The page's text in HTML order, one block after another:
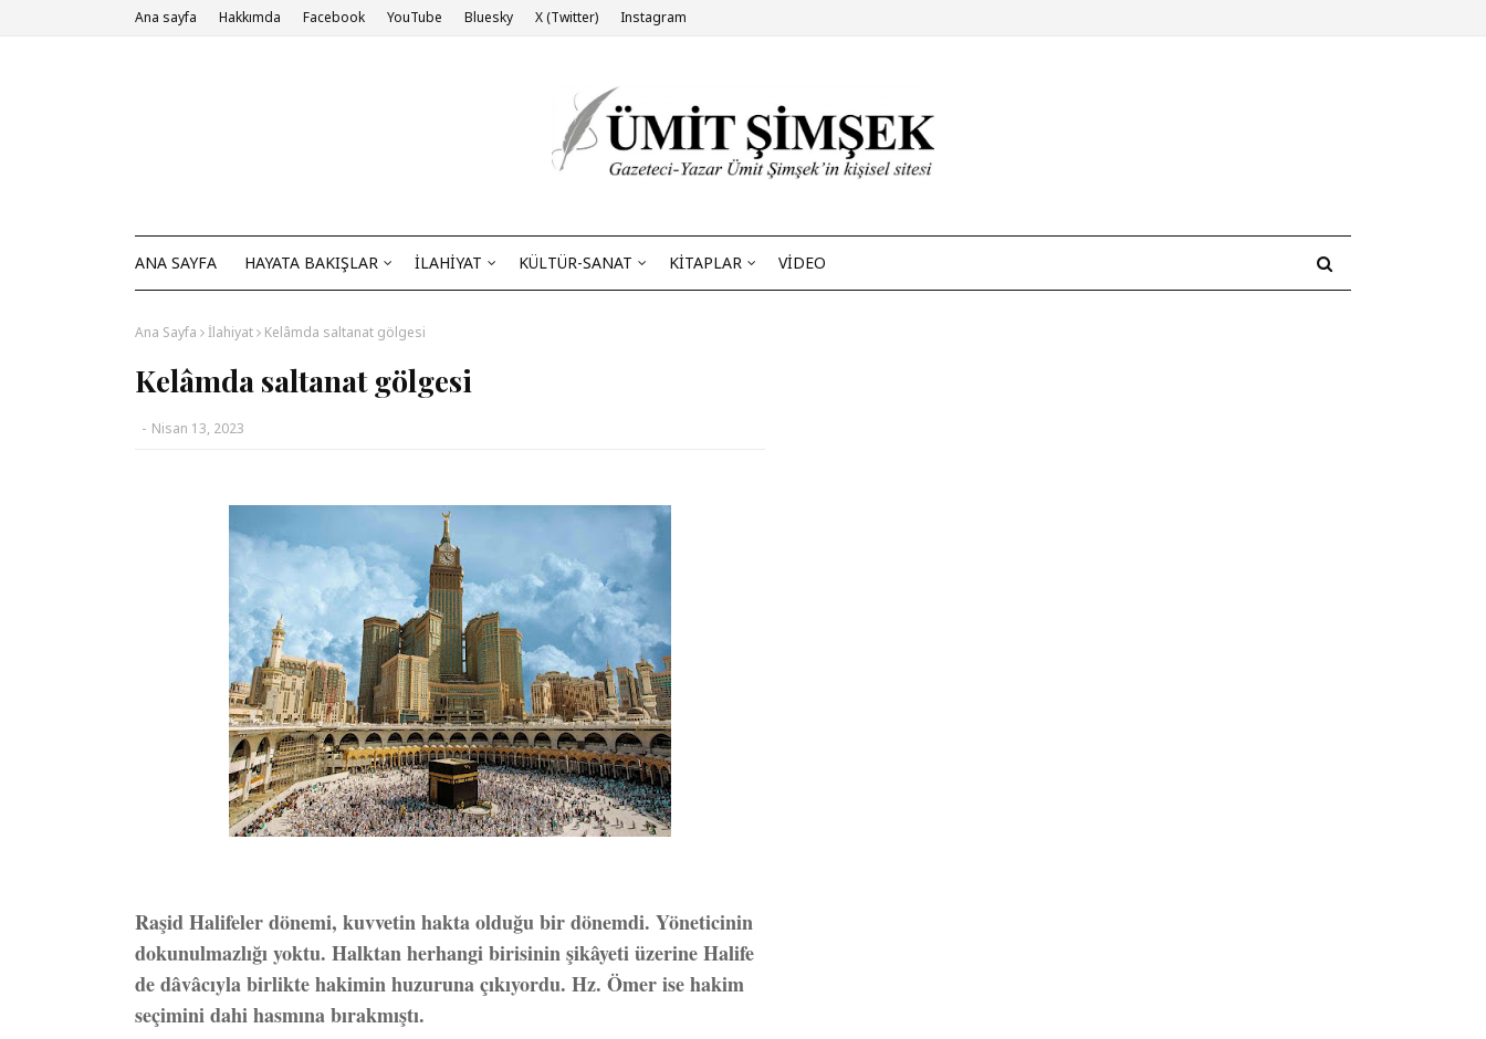
Ana sayfa Hakkımda Facebook YouTube Bluesky X (Twitter) Instagram
ANA SAYFA HAYATA BAKIŞLAR İLAHİYAT KÜLTÜR-SANAT KİTAPLAR VİDEO
Ana Sayfa İlahiyat Kelâmda saltanat gölgesi
Kelâmda saltanat gölgesi
- Nisan 13, 2023
Raşid Halifeler dönemi, kuvvetin hakta olduğu bir dönemdi. Yöneticinin
dokunulmazlığı yoktu. Halktan herhangi birisinin şikâyeti üzerine Halife
de dâvâcıyla birlikte hakimin huzuruna çıkıyordu. Hz. Ömer ise hakim
seçimini dahi hasmına bırakmıştı.